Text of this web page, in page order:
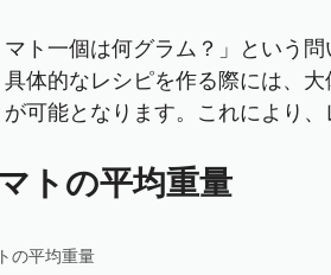
マト一個は何グラム？」という
具体的なレシピを作る際には、
が可能となります。これにより
トの平均重量
の平均重量